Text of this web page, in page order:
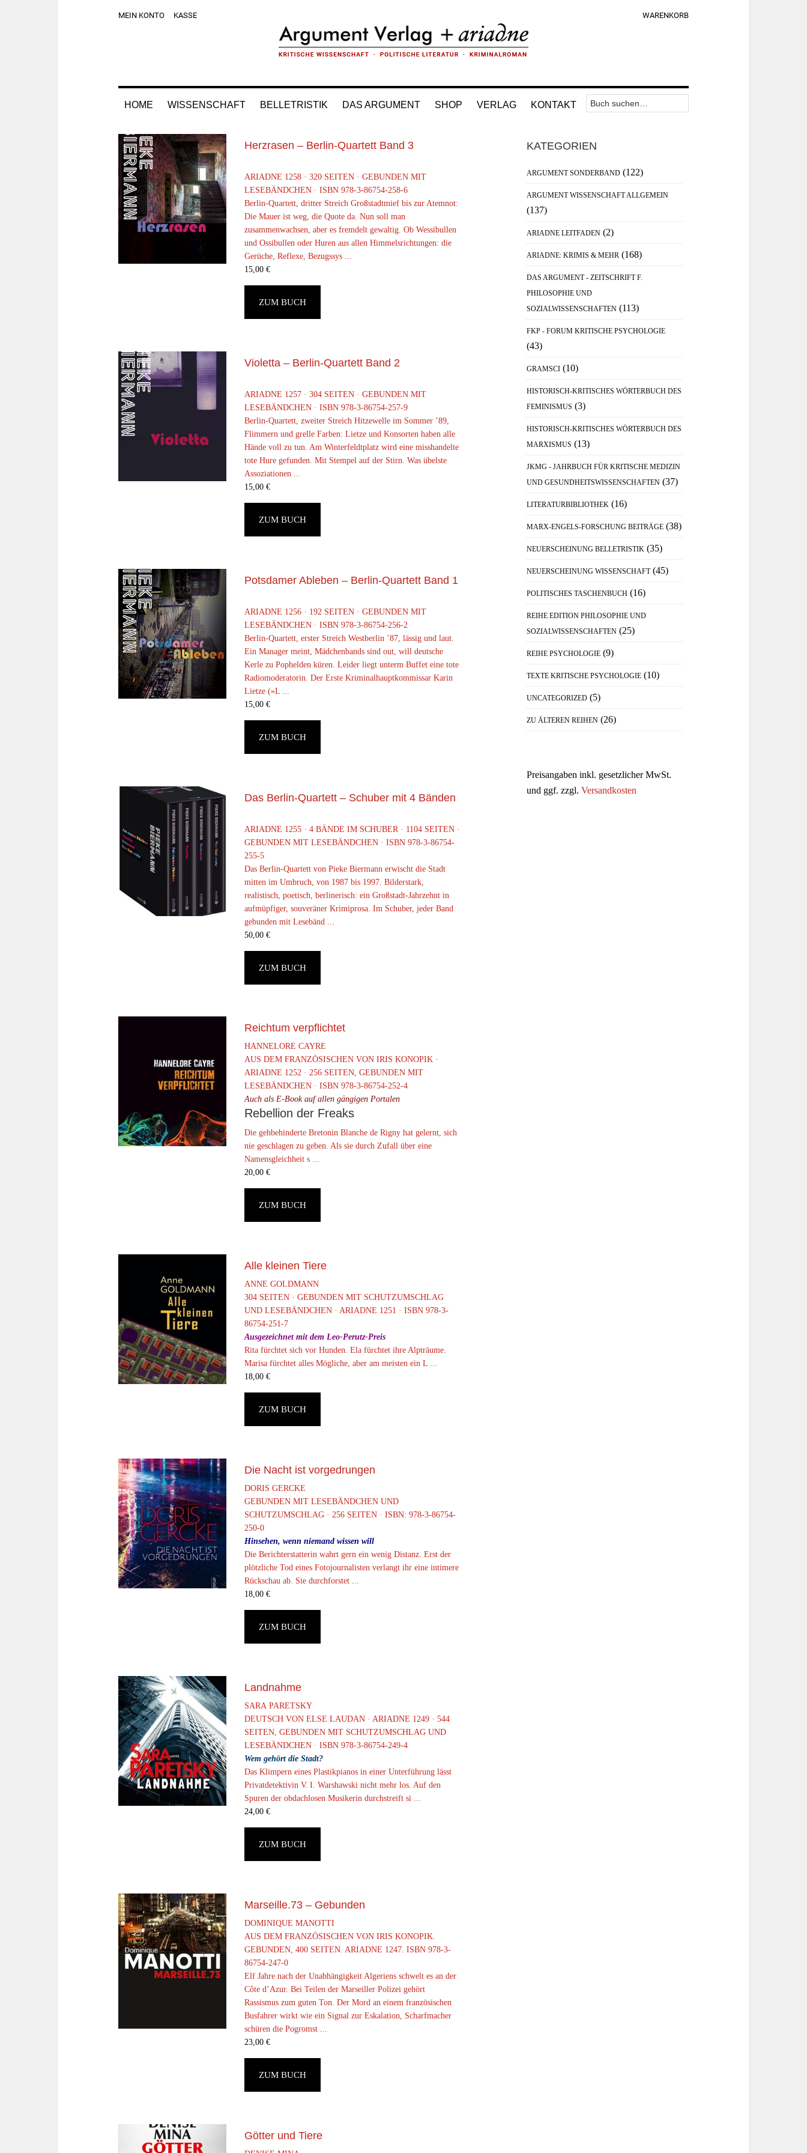
MEIN KONTO KASSE WARENKORB
HOME WISSENSCHAFT BELLETRISTIK DAS ARGUMENT SHOP VERLAG KONTAKT
Nav
Area
Suchen
nach:
Herzrasen – Berlin-Quartett Band 3
ARIADNE 1258 · 320 SEITEN · GEBUNDEN MIT
LESEBÄNDCHEN · ISBN 978-3-86754-258-6
Berlin-Quartett, dritter Streich Großstadtmief bis zur Atemnot:
Die Mauer ist weg, die Quote da. Nun soll man
zusammenwachsen, aber es fremdelt gewaltig. Ob Wessibullen
und Ossibullen oder Huren aus allen Himmelsrichtungen: die
Gerüche, Reflexe, Bezugssys ...
15,00 €
ZUM BUCH
Violetta – Berlin-Quartett Band 2
ARIADNE 1257 · 304 SEITEN · GEBUNDEN MIT
LESEBÄNDCHEN · ISBN 978-3-86754-257-9
Berlin-Quartett, zweiter Streich Hitzewelle im Sommer ’89,
Flimmern und grelle Farben: Lietze und Konsorten haben alle
Hände voll zu tun. Am Winterfeldtplatz wird eine misshandelte
tote Hure gefunden. Mit Stempel auf der Stirn. Was übelste
Assoziationen ...
15,00 €
ZUM BUCH
Potsdamer Ableben – Berlin-Quartett Band 1
ARIADNE 1256 · 192 SEITEN · GEBUNDEN MIT
LESEBÄNDCHEN · ISBN 978-3-86754-256-2
Berlin-Quartett, erster Streich Westberlin ’87, lässig und laut.
Ein Manager meint, Mädchenbands sind out, will deutsche
Kerle zu Pophelden küren. Leider liegt unterm Buffet eine tote
Radiomoderatorin. Der Erste Kriminalhauptkommissar Karin
Lietze (»L ...
15,00 €
ZUM BUCH
Das Berlin-Quartett – Schuber mit 4 Bänden
ARIADNE 1255 · 4 BÄNDE IM SCHUBER · 1104 SEITEN ·
GEBUNDEN MIT LESEBÄNDCHEN · ISBN 978-3-86754-
255-5
Das Berlin-Quartett von Pieke Biermann erwischt die Stadt
mitten im Umbruch, von 1987 bis 1997. Bilderstark,
realistisch, poetisch, berlinerisch: ein Großstadt-Jahrzehnt in
aufmüpfiger, souveräner Krimiprosa. Im Schuber, jeder Band
gebunden mit Lesebänd ...
50,00 €
ZUM BUCH
Reichtum verpflichtet
HANNELORE CAYRE
AUS DEM FRANZÖSISCHEN VON IRIS KONOPIK ·
ARIADNE 1252 · 256 SEITEN, GEBUNDEN MIT
LESEBÄNDCHEN · ISBN 978-3-86754-252-4
Auch als E-Book auf allen gängigen Portalen
Rebellion der Freaks
Die gehbehinderte Bretonin Blanche de Rigny hat gelernt, sich
nie geschlagen zu geben. Als sie durch Zufall über eine
Namensgleichheit s ...
20,00 €
ZUM BUCH
Alle kleinen Tiere
ANNE GOLDMANN
304 SEITEN · GEBUNDEN MIT SCHUTZUMSCHLAG
UND LESEBÄNDCHEN · ARIADNE 1251 · ISBN 978-3-
86754-251-7
Ausgezeichnet mit dem Leo-Perutz-Preis
Rita fürchtet sich vor Hunden. Ela fürchtet ihre Alpträume.
Marisa fürchtet alles Mögliche, aber am meisten ein L ...
18,00 €
ZUM BUCH
Die Nacht ist vorgedrungen
DORIS GERCKE
GEBUNDEN MIT LESEBÄNDCHEN UND
SCHUTZUMSCHLAG · 256 SEITEN · ISBN: 978-3-86754-
250-0
Hinsehen, wenn niemand wissen will
Die Berichterstatterin wahrt gern ein wenig Distanz. Erst der
plötzliche Tod eines Fotojournalisten verlangt ihr eine intimere
Rückschau ab. Sie durchforstet ...
18,00 €
ZUM BUCH
Landnahme
SARA PARETSKY
DEUTSCH VON ELSE LAUDAN · ARIADNE 1249 · 544
SEITEN, GEBUNDEN MIT SCHUTZUMSCHLAG UND
LESEBÄNDCHEN · ISBN 978-3-86754-249-4
Wem gehört die Stadt?
Das Klimpern eines Plastikpianos in einer Unterführung lässt
Privatdetektivin V. I. Warshawski nicht mehr los. Auf den
Spuren der obdachlosen Musikerin durchstreift si ...
24,00 €
ZUM BUCH
Marseille.73 – Gebunden
DOMINIQUE MANOTTI
AUS DEM FRANZÖSISCHEN VON IRIS KONOPIK.
GEBUNDEN, 400 SEITEN. ARIADNE 1247. ISBN 978-3-
86754-247-0
Elf Jahre nach der Unabhängigkeit Algeriens schwelt es an der
Côte d’Azur. Bei Teilen der Marseiller Polizei gehört
Rassismus zum guten Ton. Der Mord an einem französischen
Busfahrer wirkt wie ein Signal zur Eskalation, Scharfmacher
schüren die Pogromst ...
23,00 €
ZUM BUCH
Götter und Tiere
Haupt-
Sidebar
KATEGORIEN
ARGUMENT SONDERBAND (122)
ARGUMENT WISSENSCHAFT ALLGEMEIN
(137)
ARIADNE LEITFADEN (2)
ARIADNE: KRIMIS & MEHR (168)
DAS ARGUMENT - ZEITSCHRIFT F.
PHILOSOPHIE UND
SOZIALWISSENSCHAFTEN (113)
FKP - FORUM KRITISCHE PSYCHOLOGIE
(43)
GRAMSCI (10)
HISTORISCH-KRITISCHES WÖRTERBUCH DES
FEMINISMUS (3)
HISTORISCH-KRITISCHES WÖRTERBUCH DES
MARXISMUS (13)
JKMG - JAHRBUCH FÜR KRITISCHE MEDIZIN
UND GESUNDHEITSWISSENSCHAFTEN (37)
LITERATURBIBLIOTHEK (16)
MARX-ENGELS-FORSCHUNG BEITRÄGE (38)
NEUERSCHEINUNG BELLETRISTIK (35)
NEUERSCHEINUNG WISSENSCHAFT (45)
POLITISCHES TASCHENBUCH (16)
REIHE EDITION PHILOSOPHIE UND
SOZIALWISSENSCHAFTEN (25)
REIHE PSYCHOLOGIE (9)
TEXTE KRITISCHE PSYCHOLOGIE (10)
UNCATEGORIZED (5)
ZU ÄLTEREN REIHEN (26)
Preisangaben inkl. gesetzlicher MwSt.
und ggf. zzgl. Versandkosten